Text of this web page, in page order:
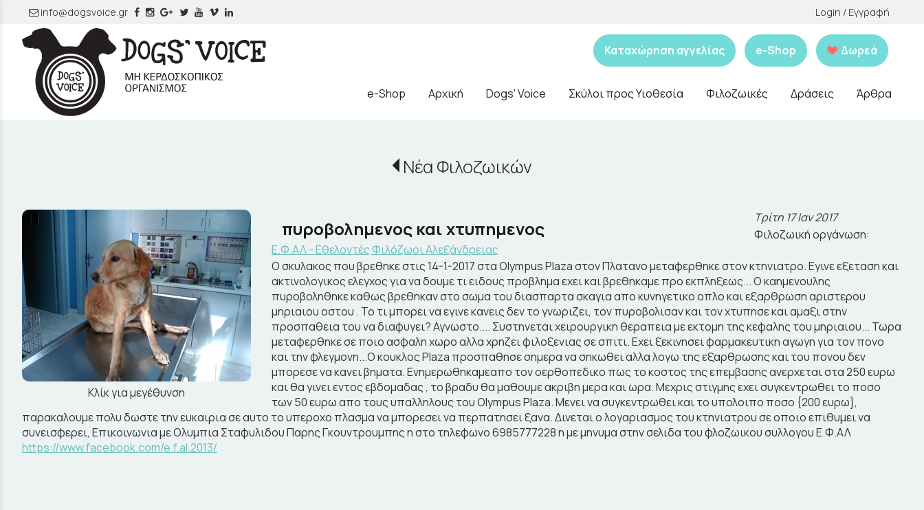
info@dogsvoice.gr Login / Εγγραφή
Καταχώρηση αγγελίας e-Shop Δωρεά
e-Shop Αρχική Dogs' Voice Σκύλοι προς Υιοθεσία Φιλοζωικές Δράσεις Άρθρα
Νέα Φιλοζωικών
Κλίκ για μεγέθυνση
πυροβολημενος και χτυπημενος
Τρίτη 17 Ιαν 2017
Φιλοζωική οργάνωση:
Ε.Φ.ΑΛ - Εθελοντές Φιλόζωοι Αλεξάνδρειας
Ο σκυλακος που βρεθηκε στις 14-1-2017 στα Οlympus Plaza στον Πλατανο μεταφερθηκε στον κτηνιατρο. Εγινε εξεταση και
ακτινολογικος ελεγχος για να δουμε τι ειδους προβλημα εχει και βρεθηκαμε προ εκπληξεως... Ο καημενουλης
πυροβοληθηκε καθως βρεθηκαν στο σωμα του διασπαρτα σκαγια απο κυνηγετικο οπλο και εξαρθρωση αριστερου
μηριαιου οστου . Το τι μπορει να εγινε κανεις δεν το γνωριζει, τον πυροβολισαν και τον χτυπησε και αμαξι στην
προσπαθεια του να διαφυγει? Αγνωστο.... Συστηνεται χειρουργικη θεραπεια με εκτομη της κεφαλης του μηριαιου... Τωρα
μεταφερθηκε σε ποιο ασφαλη χωρο αλλα χρηζει φιλοξενιας σε σπιτι. Εχει ξεκινησει φαρμακευτικη αγωγη για τον πονο
και την φλεγμονη...Ο κουκλος Plaza προσπαθησε σημερα να σηκωθει αλλα λογω της εξαρθρωσης και του πονου δεν
μπορεσε να κανει βηματα. Ενημερωθηκαμεαπο τον οερθοπεδικο πως το κοστος της επεμβασης ανερχεται στα 250 ευρω
και θα γινει εντος εβδομαδας , το βραδυ θα μαθουμε ακριβη μερα και ωρα. Μεχρις στιγμης εχει συγκεντρωθει το ποσο
των 50 ευρω απο τους υπαλληλους του Olympus Plaza. Μενει να συγκεντρωθει και το υπολοιπο ποσο {200 ευρω},
παρακαλουμε πολυ δωστε την ευκαιρια σε αυτο το υπεροχο πλασμα να μπορεσει να περπατησει ξανα. Δινεται ο λογαριασμος του κτηνιατρου σε οποιο επιθυμει να
συνεισφερει, Επικοινωνια με Ολυμπια Σταφυλιδου Παρης Γκουντρουμπης η στο τηλεφωνο 6985777228 η με μηνυμα στην σελιδα του φλοζωικου συλλογου Ε.Φ.ΑΛ
https://www.facebook.com/e.f.al.2013/